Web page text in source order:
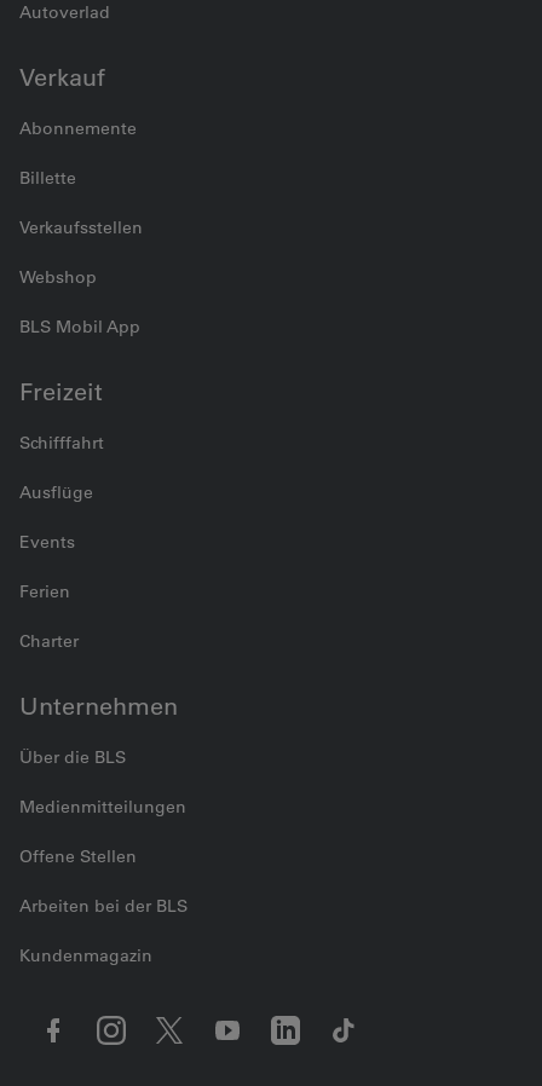
Autoverlad
Verkauf
Abonnemente
Billette
Verkaufsstellen
Webshop
BLS Mobil App
Freizeit
Schifffahrt
Ausflüge
Events
Ferien
Charter
Unternehmen
Über die BLS
Medienmitteilungen
Offene Stellen
Arbeiten bei der BLS
Kundenmagazin